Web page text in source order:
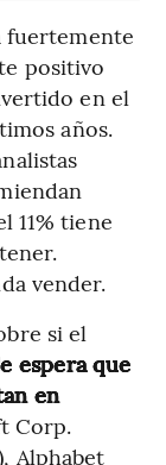
fuertemente
positivo
en el
años.
11% tiene
vender.
si el
espera que
en
Corp.
Alphabet